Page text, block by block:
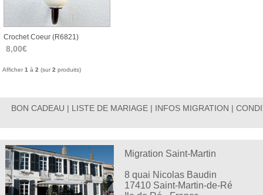
Crochet Coeur (r6821)
8,00€
Afficher 1 à 2 (sur 2 produits)
BON CADEAU | LISTE DE MARIAGE| INFOS MIGRATION |
Migration Saint-Martin
8 quai Nicolas Baudin
17410 Saint-Martin-de-Ré